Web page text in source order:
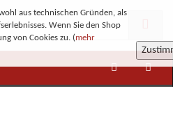
aus technischen Gründen, als
Wenn Sie den Shop
von Cookies zu. (mehr